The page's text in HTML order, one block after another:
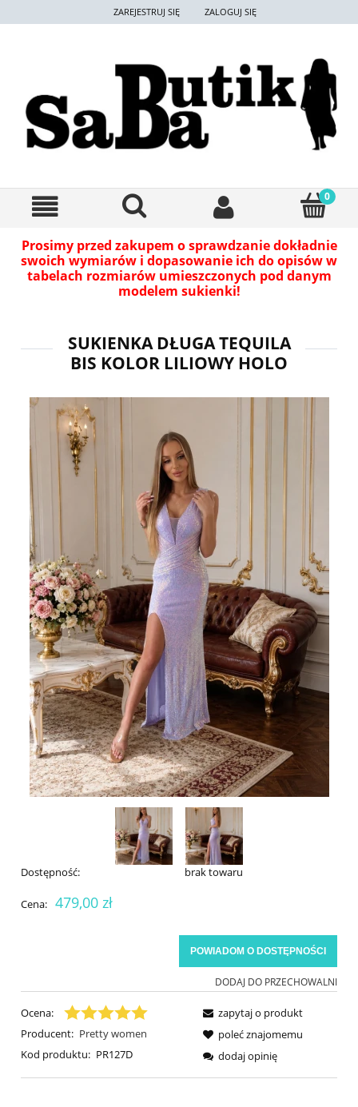
ZAREJESTRUJ SIĘ ZALOGUJ SIĘ
Prosimy przed zakupem o sprawdzanie dokładnie
swoich wymiarów i dopasowanie ich do opisów w
tabelach rozmiarów umieszczonych pod danym
modelem sukienki!
SUKIENKA DŁUGA TEQUILA
BIS KOLOR LILIOWY HOLO
Dostępność: brak towaru
Cena: 479,00 zł
POWIADOM O DOSTĘPNOŚCI
DODAJ DO PRZECHOWALNI
Ocena:
Producent: Pretty women
Kod produktu: PR127D
zapytaj o produkt
poleć znajomemu
dodaj opinię